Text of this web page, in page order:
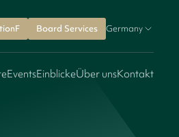
Board Services Germany
EventsEinblickeÜber unsKontakt